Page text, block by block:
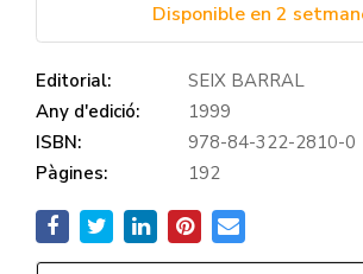
Disponible en 2
Editorial:
SEIX BARRAL
Any d'edició:
1999
ISBN:
978-84-322-2810-0
Pàgines:
192